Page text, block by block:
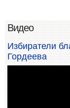
Видео
Избиратели
Гордеева